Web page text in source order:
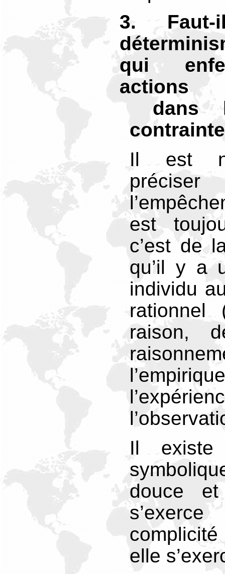
3.
qui
actions
dans
Il est
est
c’est de
qu’il y a
individu
rationnel
raison,
Il existe
douce
elle